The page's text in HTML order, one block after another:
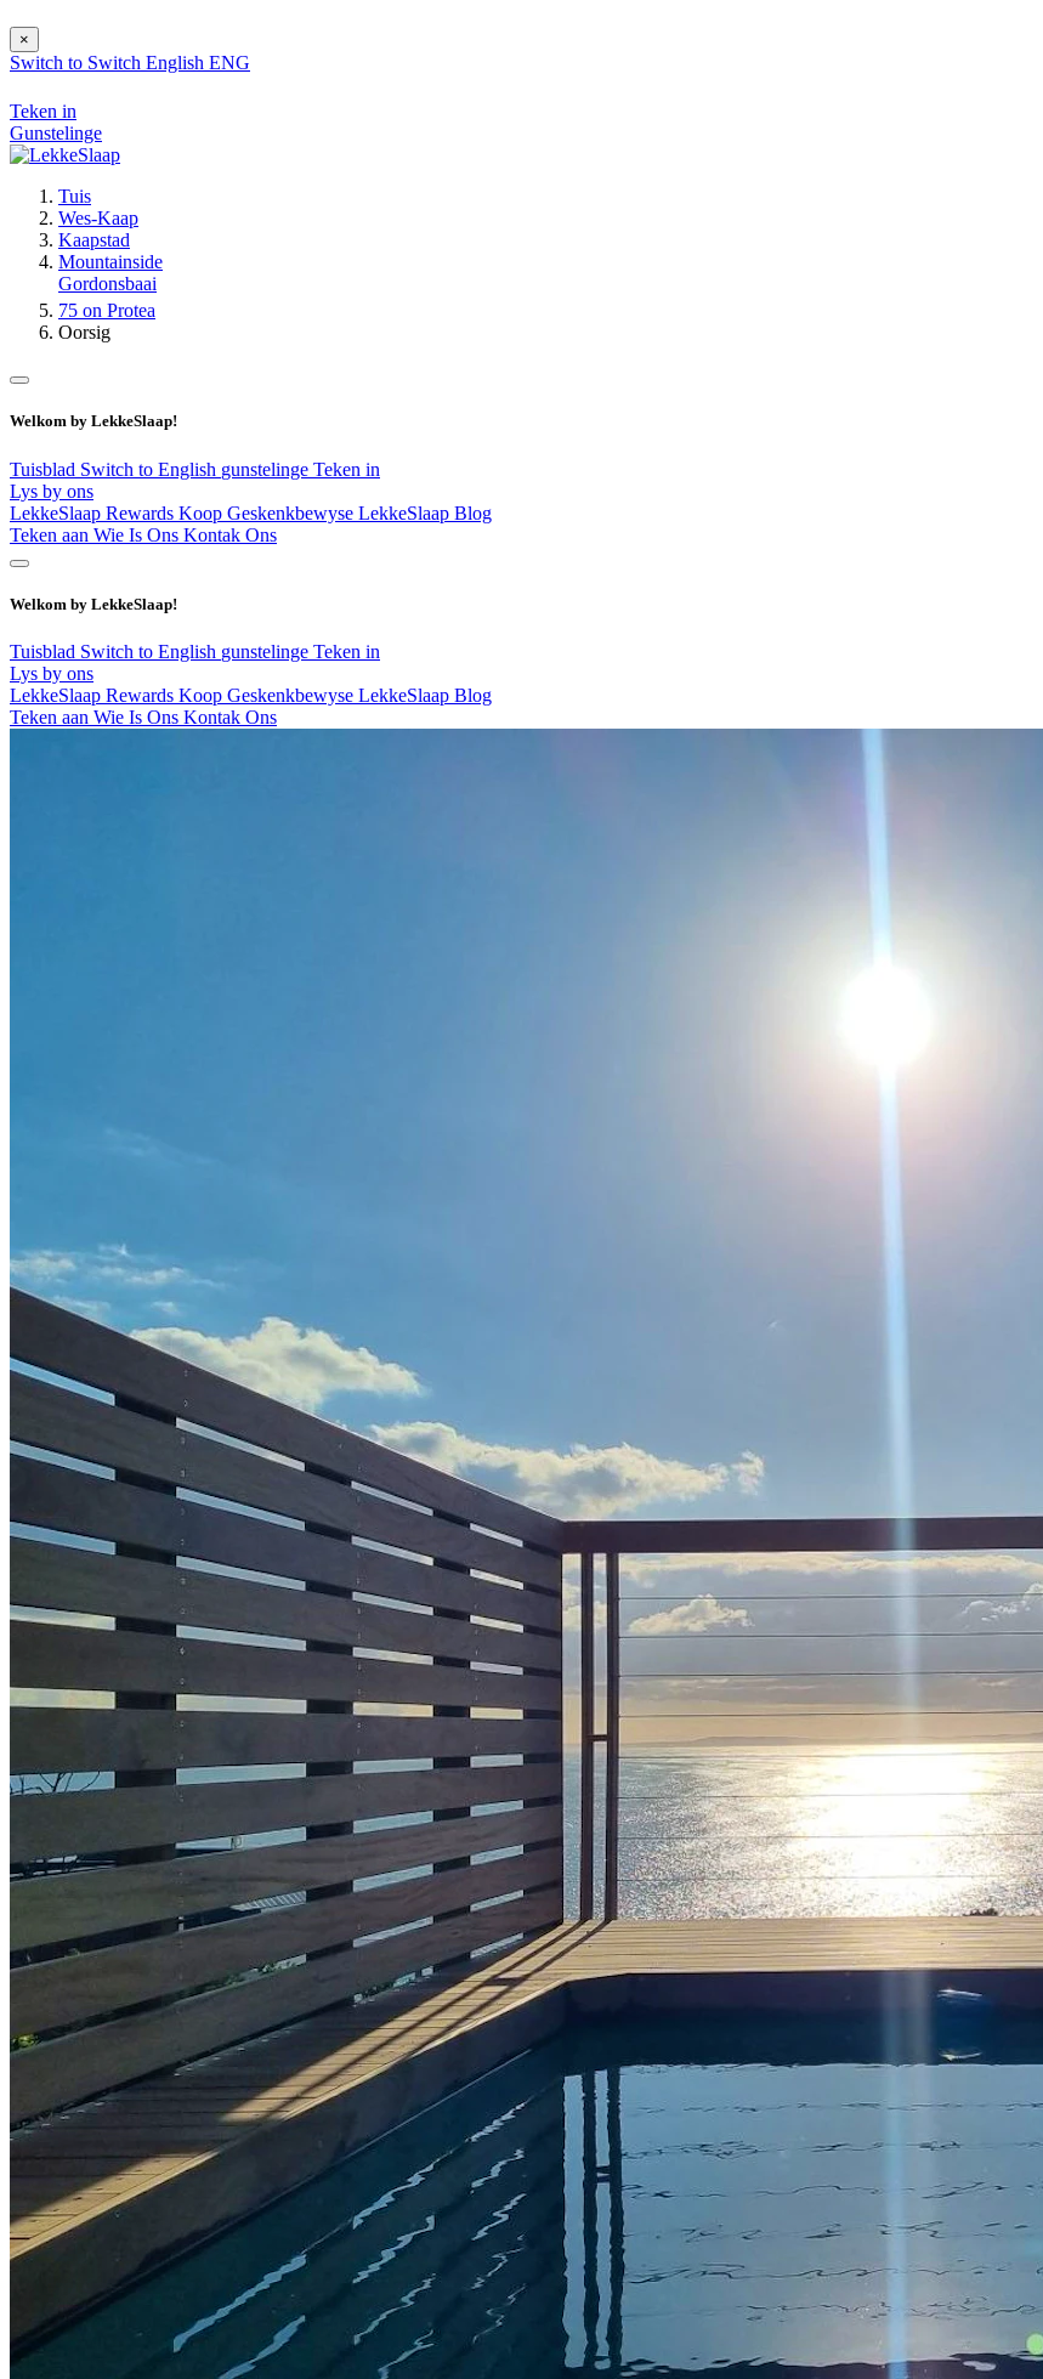
×
Switch to Switch English ENG
Teken in
Gunstelinge
Tuis
Wes-Kaap
Kaapstad
Mountainside
Gordonsbaai
75 on Protea
Oorsig
Welkom by LekkeSlaap!
Tuisblad Switch to English gunstelinge Teken in
Lys by ons
LekkeSlaap Rewards Koop Geskenkbewyse LekkeSlaap Blog
Teken aan Wie Is Ons Kontak Ons
Welkom by LekkeSlaap!
Tuisblad Switch to English gunstelinge Teken in
Lys by ons
LekkeSlaap Rewards Koop Geskenkbewyse LekkeSlaap Blog
Teken aan Wie Is Ons Kontak Ons